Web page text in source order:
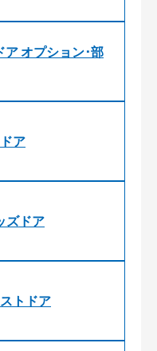
オプション･部
ア
ズドア
トドア